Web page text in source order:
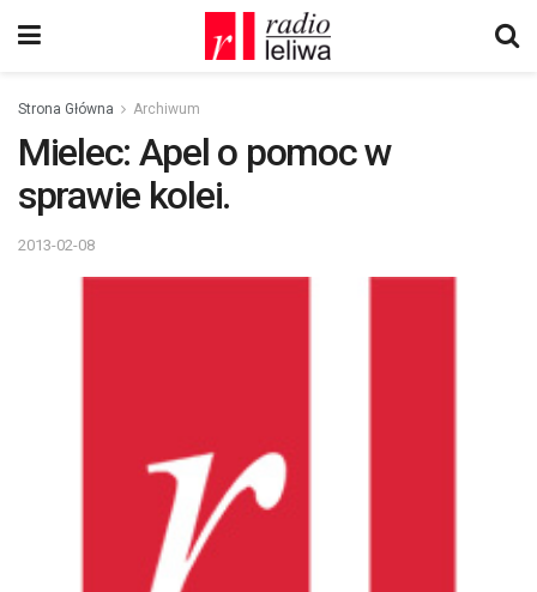
Strona Główna Archiwum
Mielec: Apel o pomoc w
sprawie kolei.
2013-02-08